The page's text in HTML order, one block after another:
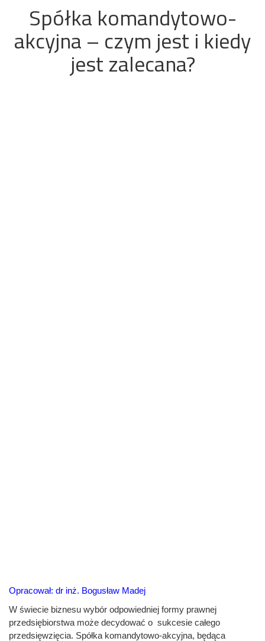
Spółka komandytowo-
akcyjna – czym jest i kiedy
jest zalecana?
Opracował: dr inż. Bogusław Madej
W świecie biznesu wybór odpowiedniej formy prawnej
przedsiębiorstwa może decydować o sukcesie całego
przedsięwzięcia. Spółka komandytowo-akcyjna, będąca